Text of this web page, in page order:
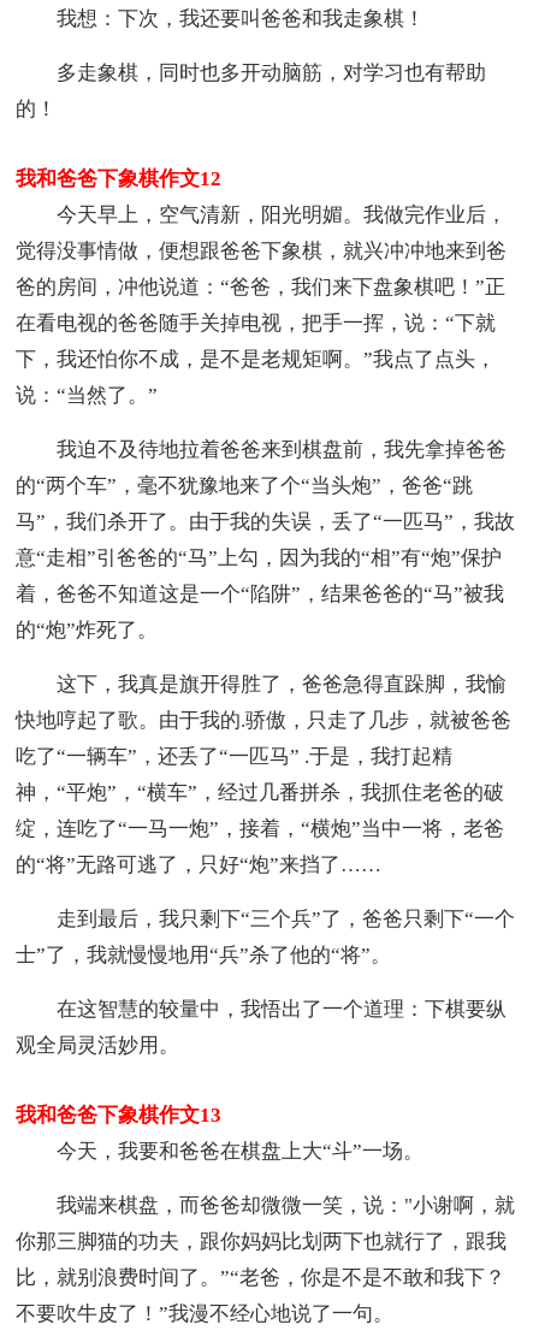
我想：下次，我还要叫爸爸和我走象棋！
多走象棋，同时也多开动脑筋，对学习也有帮助
的！
我和爸爸下象棋作文12
今天早上，空气清新，阳光明媚。我做完作业后，
觉得没事情做，便想跟爸爸下象棋，就兴冲冲地来到爸
爸的房间，冲他说道：“爸爸，我们来下盘象棋吧！”正
在看电视的爸爸随手关掉电视，把手一挥，说：“下就
下，我还怕你不成，是不是老规矩啊。”我点了点头，
说：“当然了。”
我迫不及待地拉着爸爸来到棋盘前，我先拿掉爸爸
的“两个车”，毫不犹豫地来了个“当头炮”，爸爸“跳
马”，我们杀开了。由于我的失误，丢了“一匹马”，我故
意“走相”引爸爸的“马”上勾，因为我的“相”有“炮”保护
着，爸爸不知道这是一个“陷阱”，结果爸爸的“马”被我
的“炮”炸死了。
这下，我真是旗开得胜了，爸爸急得直跺脚，我愉
快地哼起了歌。由于我的.骄傲，只走了几步，就被爸爸
吃了“一辆车”，还丢了“一匹马” .于是，我打起精
神，“平炮”，“横车”，经过几番拼杀，我抓住老爸的破
绽，连吃了“一马一炮”，接着，“横炮”当中一将，老爸
的“将”无路可逃了，只好“炮”来挡了……
走到最后，我只剩下“三个兵”了，爸爸只剩下“一个
士”了，我就慢慢地用“兵”杀了他的“将”。
在这智慧的较量中，我悟出了一个道理：下棋要纵
观全局灵活妙用。
我和爸爸下象棋作文13
今天，我要和爸爸在棋盘上大“斗”一场。
我端来棋盘，而爸爸却微微一笑，说："小谢啊，就
你那三脚猫的功夫，跟你妈妈比划两下也就行了，跟我
比，就别浪费时间了。”“老爸，你是不是不敢和我下？
不要吹牛皮了！”我漫不经心地说了一句。